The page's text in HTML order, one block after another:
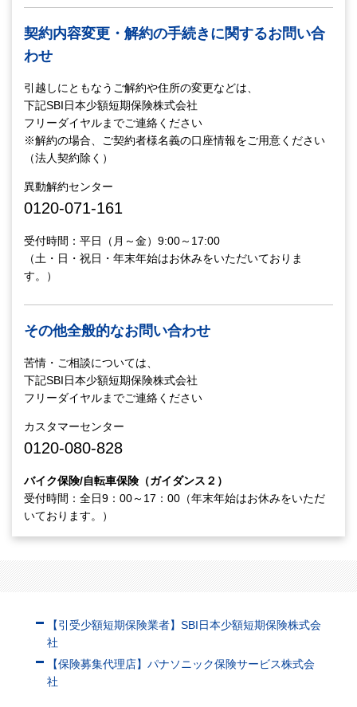
契約内容変更・解約の手続きに関するお問い合
わせ
引越しにともなうご解約や住所の変更などは、
下記SBI日本少額短期保険株式会社
フリーダイヤルまでご連絡ください
※解約の場合、ご契約者様名義の口座情報をご用意ください
（法人契約除く）
異動解約センター
0120-071-161
受付時間：平日（月～金）9:00～17:00
（土・日・祝日・年末年始はお休みをいただいておりま
す。）
その他全般的なお問い合わせ
苦情・ご相談については、
下記SBI日本少額短期保険株式会社
フリーダイヤルまでご連絡ください
カスタマーセンター
0120-080-828
バイク保険/自転車保険（ガイダンス２）
受付時間：全日9：00～17：00（年末年始はお休みをいただ
いております。）
【引受少額短期保険業者】SBI日本少額短期保険株式会
社
【保険募集代理店】パナソニック保険サービス株式会
社